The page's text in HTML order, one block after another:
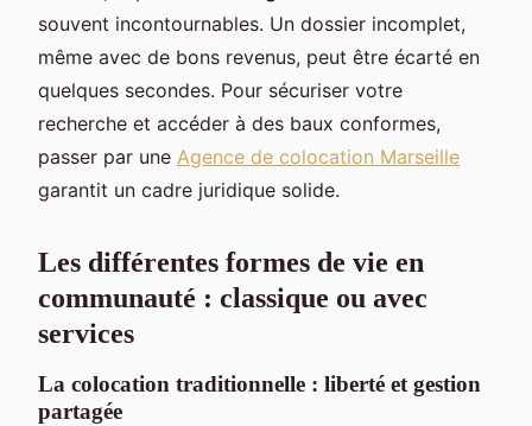
souvent incontournables. Un dossier incomplet,
même avec de bons revenus, peut être écarté en
quelques secondes. Pour sécuriser votre
recherche et accéder à des baux conformes,
passer par une Agence de colocation Marseille
garantit un cadre juridique solide.
Les différentes formes de vie en
communauté : classique ou avec
services
La colocation traditionnelle : liberté et gestion
partagée